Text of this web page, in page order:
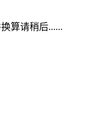
算请稍后......